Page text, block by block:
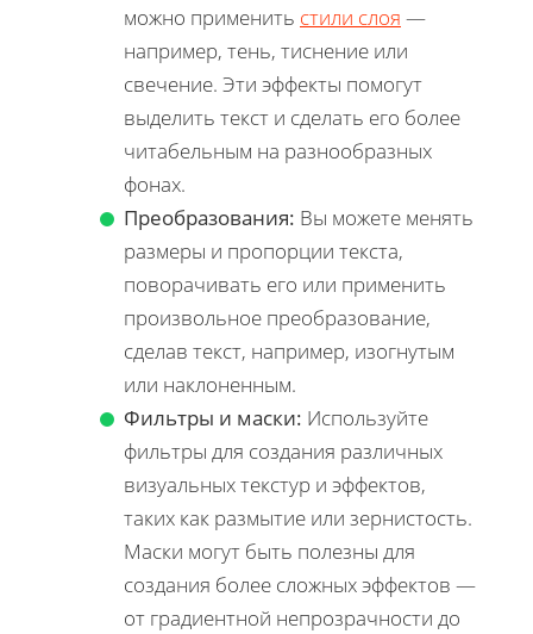
можно применить стили слоя —
например, тень, тиснение или
свечение. Эти эффекты помогут
выделить текст и сделать его более
читабельным на разнообразных
фонах.
Преобразования: Вы можете менять
размеры и пропорции текста,
поворачивать его или применить
произвольное преобразование,
сделав текст, например, изогнутым
или наклоненным.
Фильтры и маски: Используйте
фильтры для создания различных
визуальных текстур и эффектов,
таких как размытие или зернистость.
Маски могут быть полезны для
создания более сложных эффектов —
от градиентной непрозрачности до